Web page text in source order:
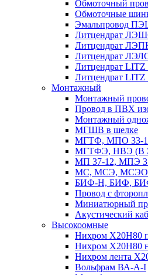
Обмоточный
Обмоточные
Эмальпровод
Литцендрат
Литцендрат
Литцендрат
Литцендрат LITZ
Литцендрат LITZ
Монтажный
Монтажный
Провод в ПВХ
Монтажный
МГШВ в шелке
МГТФ, МПО 33-
МГТФЭ, НВЭ (В
МП 37-12, МПЭ
МС, МСЭ, МСЭО
БИФ-Н, БИФ,
Провод с
Миниатюрный
Акустический
Высокоомные
Нихром Х20Н80
Нихром Х20Н80
Нихром лента
Вольфрам ВА-А-I